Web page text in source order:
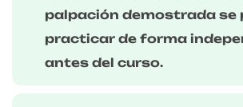
palpación demostrada se
practicar de forma
antes del curso.